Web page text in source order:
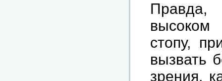
Правда,
стопу,
вызвать
зрения,